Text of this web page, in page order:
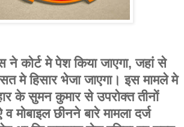
ने कोर्ट मे पेश किया जाएगा, जहां से
मे हिसार भेजा जाएगा। इस मामले मे
के सुमन कुमार से उपरोक्त तीनों
मोबाइल छीनने बारे मामला दर्ज